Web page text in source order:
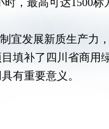
，最高可达1500
宜发展新质生产力
填补了四川省商用
有重要意义。